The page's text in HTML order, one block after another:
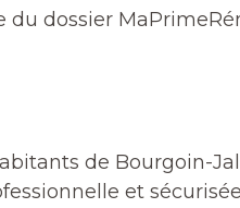
dossier
de Bourgoin-
et